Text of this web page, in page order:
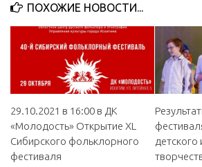
Афиша
Независимая оценка качества
Контакты
ПОХОЖИЕ НОВОСТИ...
29.10.2021 в 16:00 в ДК
«Молодость» Открытие XL
Сибирского фольклорного
фестиваля